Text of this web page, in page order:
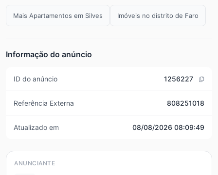
Mais Apartamentos em Silves Imóveis no distrito de Faro
Informação do anúncio
ID do anúncio 1256227
Referência Externa 808251018
Atualizado em 08/08/2026 08:09:49
ANUNCIANTE